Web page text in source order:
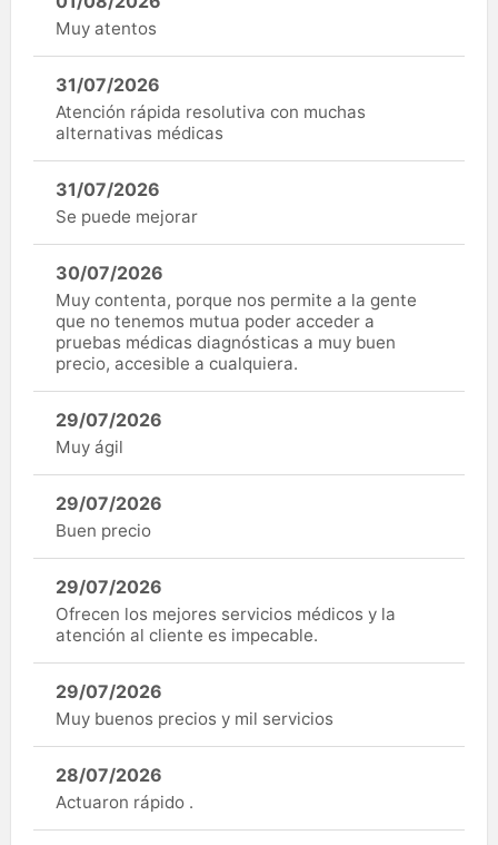
Muy atentos
31/07/2026
Atención rápida resolutiva con muchas
alternativas médicas
31/07/2026
Se puede mejorar
30/07/2026
Muy contenta, porque nos permite a la gente
que no tenemos mutua poder acceder a
pruebas médicas diagnósticas a muy buen
precio, accesible a cualquiera.
29/07/2026
Muy ágil
29/07/2026
Buen precio
29/07/2026
Ofrecen los mejores servicios médicos y la
atención al cliente es impecable.
29/07/2026
Muy buenos precios y mil servicios
28/07/2026
Actuaron rápido .